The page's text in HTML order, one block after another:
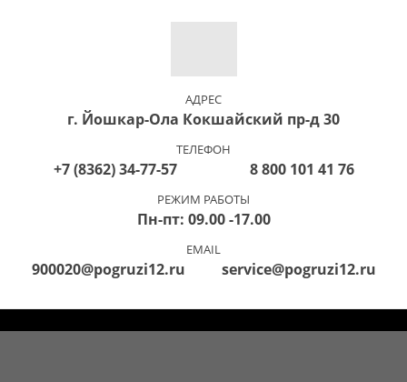
АДРЕС
г. Йошкар-Ола Кокшайский пр-д 30
ТЕЛЕФОН
+7 (8362) 34-77-57 8 800 101 41 76
РЕЖИМ РАБОТЫ
Пн-пт: 09.00 -17.00
EMAIL
900020@pogruzi12.ru service@pogruzi12.ru